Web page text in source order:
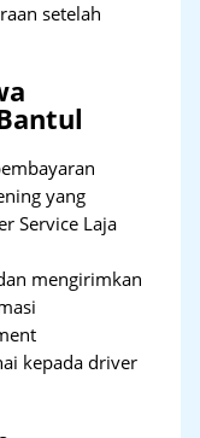
setelah
yang
Service Laja
mengirimkan
kepada driver